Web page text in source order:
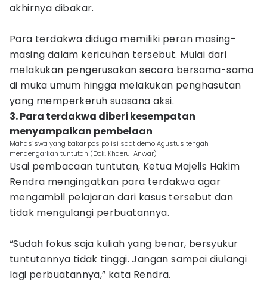
akhirnya dibakar.
Para terdakwa diduga memiliki peran masing-
masing dalam kericuhan tersebut. Mulai dari
melakukan pengerusakan secara bersama-sama
di muka umum hingga melakukan penghasutan
yang memperkeruh suasana aksi.
3. Para terdakwa diberi kesempatan
menyampaikan pembelaan
Mahasiswa yang bakar pos polisi saat demo Agustus tengah
mendengarkan tuntutan (Dok. Khaerul Anwar)
Usai pembacaan tuntutan, Ketua Majelis Hakim
Rendra mengingatkan para terdakwa agar
mengambil pelajaran dari kasus tersebut dan
tidak mengulangi perbuatannya.
“Sudah fokus saja kuliah yang benar, bersyukur
tuntutannya tidak tinggi. Jangan sampai diulangi
lagi perbuatannya,” kata Rendra.